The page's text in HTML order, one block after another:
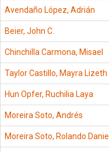
Avendaño López, Adrián
Beier, John C.
Chinchilla Carmona, Misael
Taylor Castillo, Mayra Lizeth
Hun Opfer, Ruchilia Laya
Moreira Soto, Andrés
Moreira Soto, Rolando Daniel